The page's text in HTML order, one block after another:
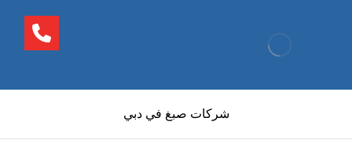
شركات صبغ في دبي